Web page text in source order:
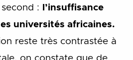
:
l’insuffisance
universités africaines.
reste très contrastée à